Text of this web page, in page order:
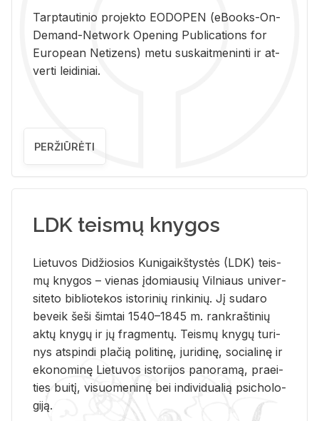
Tarp­tau­ti­nio pro­jek­to EO­DO­PEN (eBo­oks-On-
De­mand-Ne­twork Ope­ning Pub­li­ca­tions for
Eu­ro­pe­an Ne­ti­zens) metu su­skait­me­nin­ti ir at­
ver­ti lei­di­niai.
PERŽIŪRĖTI
LDK teismų knygos
Lie­tu­vos Di­džio­sios Ku­ni­gaikš­tys­tės (LDK) teis­
mų kny­gos – vie­nas įdo­miau­sių Vil­niaus uni­ver­
si­te­to bi­b­lio­te­kos is­to­ri­nių rin­ki­nių. Jį su­da­ro
be­veik šeši šim­tai 1540–1845 m. rank­raš­ti­nių
aktų kny­gų ir jų frag­men­tų. Teis­mų kny­gų tu­ri­
nys at­spin­di pla­čią po­li­ti­nę, ju­ri­di­nę, so­cia­li­nę ir
eko­no­mi­nę Lie­tu­vos is­to­ri­jos pa­no­ra­mą, pra­ei­
ties bui­tį, vi­suo­me­ni­nę bei in­di­vi­dua­lią psi­cho­lo­
gi­ją.